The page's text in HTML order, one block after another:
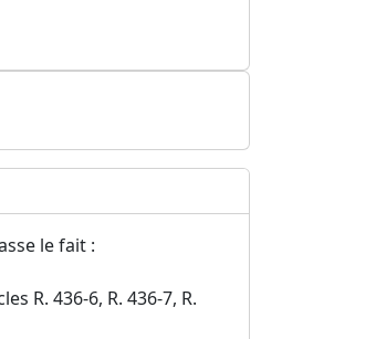
le fait :
R. 436-6, R. 436-7, R.